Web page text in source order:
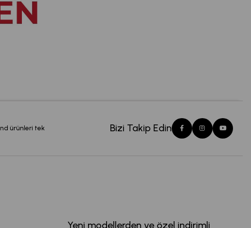
ürünleri tek
Bizi Takip Edin
Yeni modellerden ve özel indirimli